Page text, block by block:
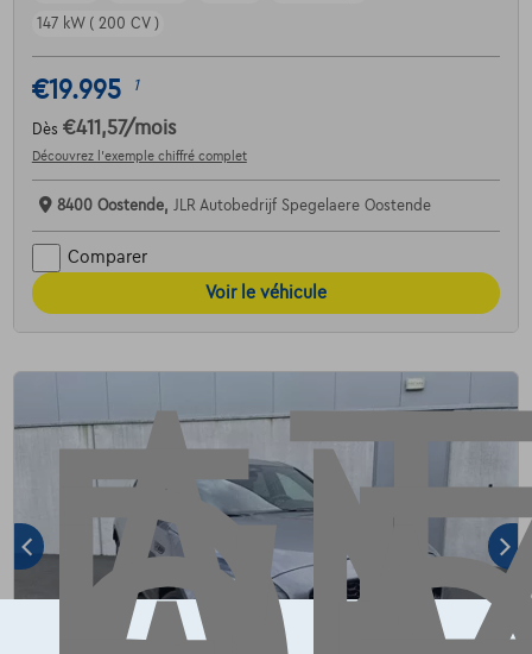
147 kW ( 200 CV )
€19.995 1
Dès €411,57/mois
Découvrez l’exemple chiffré complet
8400 Oostende, JLR Autobedrijf Spegelaere Oostende
Comparer
Voir le véhicule